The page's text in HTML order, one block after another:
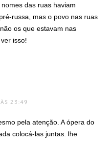
das ruas haviam
russa, mas o povo nas ruas
os que estavam nas
isso!
23:49
pela atenção. A ópera do
colocá-las juntas. lhe